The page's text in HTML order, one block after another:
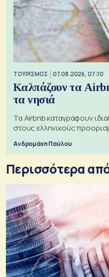
ΤΟΥΡΙΣΜΟΣ 07.08.2026, 07:10
Καλπάζουν τα
τα νησιά
Τα Airbnb καταγράφουν
στους ελληνικούς
Ανδρομάχη Παύλου
Περισσότερα